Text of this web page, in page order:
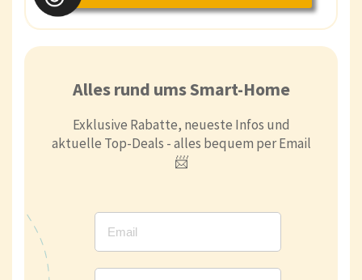
Alles rund ums Smart-Home
Exklusive Rabatte, neueste Infos und
aktuelle Top-Deals - alles bequem per Email
📨